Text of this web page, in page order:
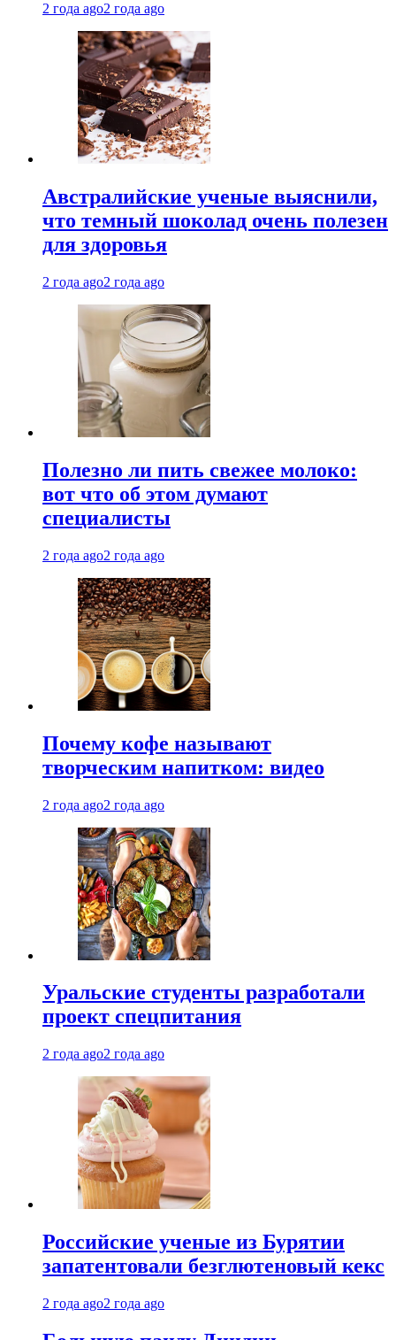
2 года ago2 года ago
Австралийские ученые выяснили,
что темный шоколад очень полезен
для здоровья
2 года ago2 года ago
Полезно ли пить свежее молоко:
вот что об этом думают
специалисты
2 года ago2 года ago
Почему кофе называют
творческим напитком: видео
2 года ago2 года ago
Уральские студенты разработали
проект спецпитания
2 года ago2 года ago
Российские ученые из Бурятии
запатентовали безглютеновый кекс
2 года ago2 года ago